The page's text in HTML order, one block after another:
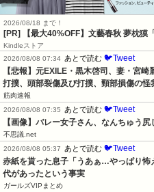
2026/08/18 まで！
[PR] 【最大40%OFF】文藝春秋 夢枕獏
Kindleストア
2026/08/08 07:34 あとで読む 🐦Tweet
【悲報】元EXILE・黒木啓司、妻・宮
打撲、頭部裂傷及び打撲、頸部損傷の怪
筋肉速報
2026/08/08 07:35
あとで読む 🐦Tweet
【画像】バレー女子さん、なんちゅう
不思議.net
2026/08/08 05:37
あとで読む 🐦Tweet
赤紙を貰った息子「うあぁ…やっぱり
代があったという事実
ガールズVIPまとめ